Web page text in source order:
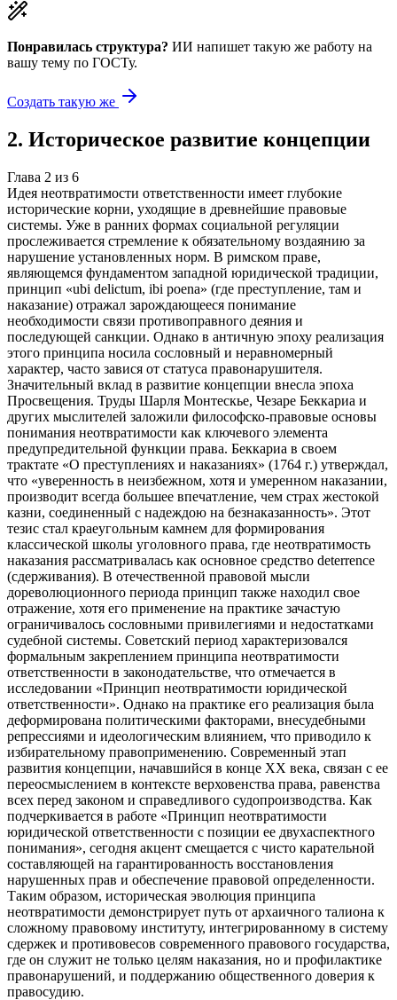
Понравилась структура? ИИ напишет такую же работу на
вашу тему по ГОСТу.
Создать такую же
2. Историческое развитие концепции
Глава 2 из 6
Идея неотвратимости ответственности имеет глубокие
исторические корни, уходящие в древнейшие правовые
системы. Уже в ранних формах социальной регуляции
прослеживается стремление к обязательному воздаянию за
нарушение установленных норм. В римском праве,
являющемся фундаментом западной юридической традиции,
принцип «ubi delictum, ibi poena» (где преступление, там и
наказание) отражал зарождающееся понимание
необходимости связи противоправного деяния и
последующей санкции. Однако в античную эпоху реализация
этого принципа носила сословный и неравномерный
характер, часто завися от статуса правонарушителя.
Значительный вклад в развитие концепции внесла эпоха
Просвещения. Труды Шарля Монтескье, Чезаре Беккариа и
других мыслителей заложили философско-правовые основы
понимания неотвратимости как ключевого элемента
предупредительной функции права. Беккариа в своем
трактате «О преступлениях и наказаниях» (1764 г.) утверждал,
что «уверенность в неизбежном, хотя и умеренном наказании,
производит всегда большее впечатление, чем страх жестокой
казни, соединенный с надеждою на безнаказанность». Этот
тезис стал краеугольным камнем для формирования
классической школы уголовного права, где неотвратимость
наказания рассматривалась как основное средство deterrence
(сдерживания). В отечественной правовой мысли
дореволюционного периода принцип также находил свое
отражение, хотя его применение на практике зачастую
ограничивалось сословными привилегиями и недостатками
судебной системы. Советский период характеризовался
формальным закреплением принципа неотвратимости
ответственности в законодательстве, что отмечается в
исследовании «Принцип неотвратимости юридической
ответственности». Однако на практике его реализация была
деформирована политическими факторами, внесудебными
репрессиями и идеологическим влиянием, что приводило к
избирательному правоприменению. Современный этап
развития концепции, начавшийся в конце XX века, связан с ее
переосмыслением в контексте верховенства права, равенства
всех перед законом и справедливого судопроизводства. Как
подчеркивается в работе «Принцип неотвратимости
юридической ответственности с позиции ее двухаспектного
понимания», сегодня акцент смещается с чисто карательной
составляющей на гарантированность восстановления
нарушенных прав и обеспечение правовой определенности.
Таким образом, историческая эволюция принципа
неотвратимости демонстрирует путь от архаичного талиона к
сложному правовому институту, интегрированному в систему
сдержек и противовесов современного правового государства,
где он служит не только целям наказания, но и профилактике
правонарушений, и поддержанию общественного доверия к
правосудию.